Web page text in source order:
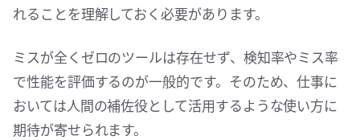
れることを理解しておく必要があります。
ミスが全くゼロのツールは存在せず、検知率やミス率
で性能を評価するのが一般的です。そのため、仕事に
おいては人間の補佐役として活用するような使い方に
期待が寄せられます。